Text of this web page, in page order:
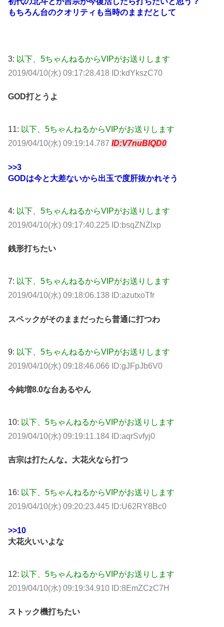
もちろん台のクオリティも当時のままだとして
3: 以下、5ちゃんねるからVIPがお送りします
2019/04/10(水) 09:17:28.418 ID:kdYkszC70
GOD打とうよ
11: 以下、5ちゃんねるからVIPがお送りします
2019/04/10(水) 09:19:14.787 ID:V7nuBIQD0
>>3
GODは今と大差ないから出玉で度肝抜かれそう
4: 以下、5ちゃんねるからVIPがお送りします
2019/04/10(水) 09:17:40.225 ID:bsqZNZlxp
銭形打ちたい
7: 以下、5ちゃんねるからVIPがお送りします
2019/04/10(水) 09:18:06.138 ID:azutxoTfr
スペックがそのままだったら普通に打つわ
9: 以下、5ちゃんねるからVIPがお送りします
2019/04/10(水) 09:18:46.066 ID:gJFpJb6V0
今純増8.0な台あるやん
10: 以下、5ちゃんねるからVIPがお送りします
2019/04/10(水) 09:19:11.184 ID:aqrSvfyj0
吉宗は打たんな。大花火なら打つ
16: 以下、5ちゃんねるからVIPがお送りします
2019/04/10(水) 09:20:23.445 ID:U62RY8Bc0
>>10
大花火いいよな
12: 以下、5ちゃんねるからVIPがお送りします
2019/04/10(水) 09:19:34.910 ID:8EmZCzC7H
ストック機打ちたい